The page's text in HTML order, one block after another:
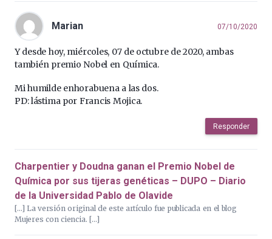
Marian 07/10/2020
Y desde hoy, miércoles, 07 de octubre de 2020, ambas
también premio Nobel en Química.
Mi humilde enhorabuena a las dos.
PD: lástima por Francis Mojica.
Responder
Charpentier y Doudna ganan el Premio Nobel de
Química por sus tijeras genéticas – DUPO – Diario
de la Universidad Pablo de Olavide
[…] La versión original de este artículo fue publicada en el blog
Mujeres con ciencia. […]